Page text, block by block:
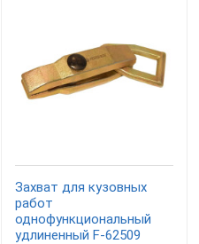
Захват для кузовных
работ
однофункциональный
удлиненный F-62509